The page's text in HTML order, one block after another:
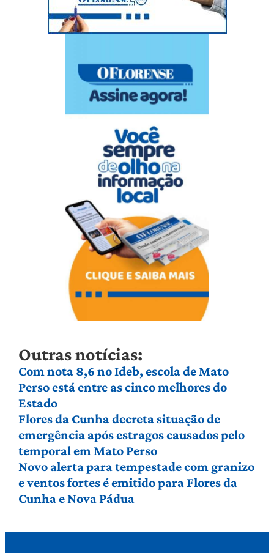
Outras notícias:
Com nota 8,6 no Ideb, escola de Mato
Perso está entre as cinco melhores do
Estado
Flores da Cunha decreta situação de
emergência após estragos causados pelo
temporal em Mato Perso
Novo alerta para tempestade com granizo
e ventos fortes é emitido para Flores da
Cunha e Nova Pádua